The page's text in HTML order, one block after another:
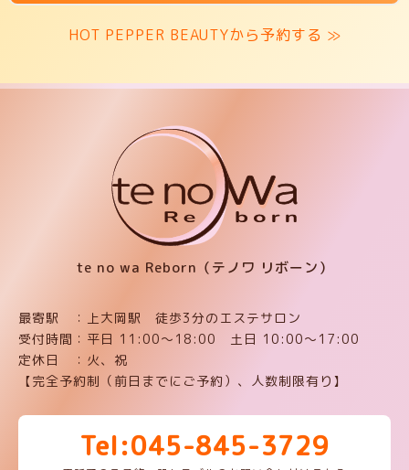
HOT PEPPER BEAUTYから予約する ≫
te no wa Reborn（テノワ リボーン）
最寄駅 ：上大岡駅 徒歩3分のエステサロン
受付時間：平日 11:00〜18:00 土日 10:00〜17:00
定休日 ：火、祝
【完全予約制（前日までにご予約）、人数制限有り】
Tel:045-845-3729